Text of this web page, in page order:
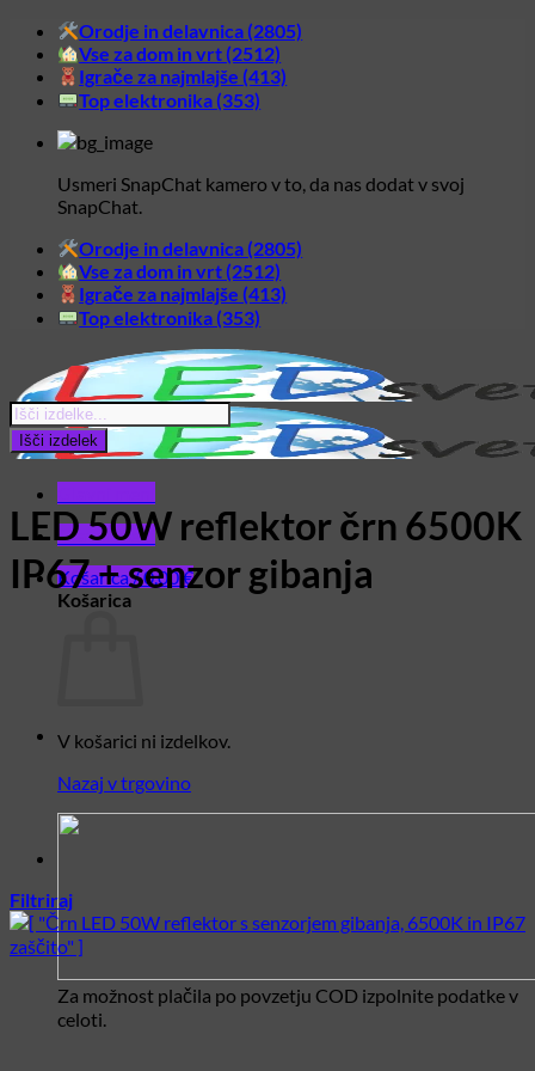
Skoči
vsebino
Orodje in delavnica (2805)
Vse za dom in vrt (2512)
Igrače za najmlajše (413)
Top elektronika (353)
Usmeri SnapChat kamero v to, da nas dodat v svoj
SnapChat.
Orodje in delavnica (2805)
Vse za dom in vrt (2512)
Igrače za najmlajše (413)
Top elektronika (353)
Glavni meni
Košarica /0,00€
Košarica
V košarici ni izdelkov.
Nazaj v trgovino
Za možnost plačila po povzetju COD izpolnite podatke v
celoti.
Products
search
Išči izdelek
LED 50W reflektor črn 6500K
IP67 + senzor gibanja
Filtriraj